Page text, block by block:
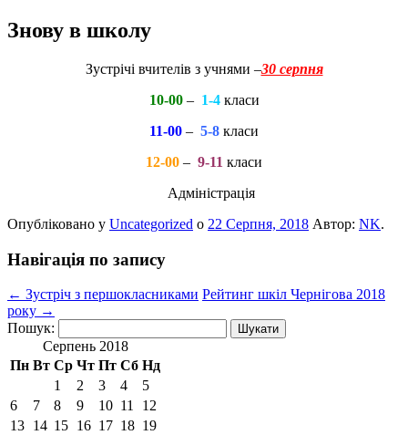
Знову в школу
Зустрічі вчителів з учнями –30 серпня
10-00– 1-4класи
11-00 – 5-8 класи
12-00 – 9-11 класи
Адміністрація
Опубліковано у Uncategorized о 22 Серпня, 2018 Автор: NK.
Навігація по запису
← Зустріч з першокласниками Рейтинг шкіл Чернігова 2018
року →
Пошук:
Серпень 2018
Пн Вт Ср Чт Пт Сб Нд
1
2 3 4
5
6
7 8 9 10 11
12
13 14 15 16 17 18 19